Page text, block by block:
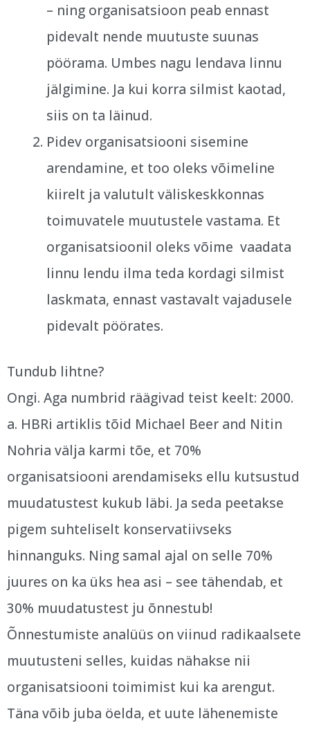
– ning organisatsioon peab ennast
pidevalt nende muutuste suunas
pöörama. Umbes nagu lendava linnu
jälgimine. Ja kui korra silmist kaotad,
siis on ta läinud.
Pidev organisatsiooni sisemine
arendamine, et too oleks võimeline
kiirelt ja valutult väliskeskkonnas
toimuvatele muutustele vastama. Et
organisatsioonil oleks võime vaadata
linnu lendu ilma teda kordagi silmist
laskmata, ennast vastavalt vajadusele
pidevalt pöörates.
Tundub lihtne?
Ongi. Aga numbrid räägivad teist keelt: 2000.
a. HBRi artiklis tõid Michael Beer and Nitin
Nohria välja karmi tõe, et 70%
organisatsiooni arendamiseks ellu kutsustud
muudatustest kukub läbi. Ja seda peetakse
pigem suhteliselt konservatiivseks
hinnanguks. Ning samal ajal on selle 70%
juures on ka üks hea asi – see tähendab, et
30% muudatustest ju õnnestub!
Õnnestumiste analüüs on viinud radikaalsete
muutusteni selles, kuidas nähakse nii
organisatsiooni toimimist kui ka arengut.
Täna võib juba öelda, et uute lähenemiste